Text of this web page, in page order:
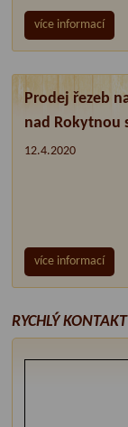
více informací
Prodej řezeb
nad Rokytnou
12.4.2020
více informací
RYCHLÝ KONTAKT